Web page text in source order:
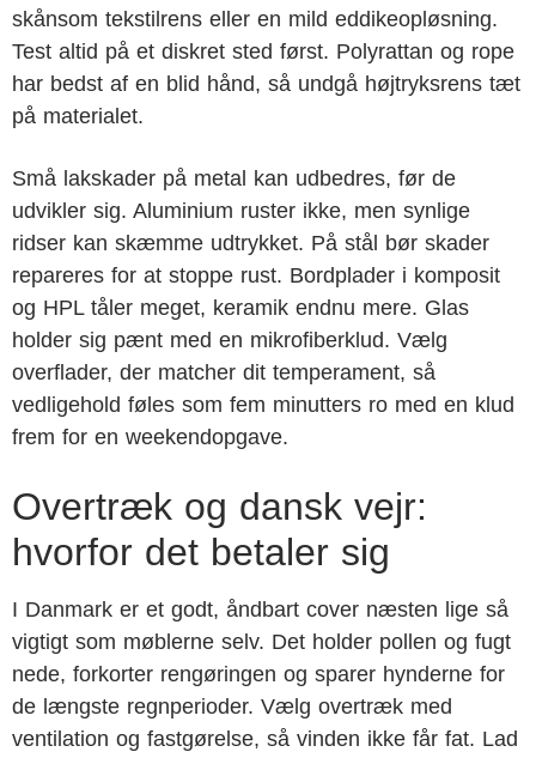
skånsom tekstilrens eller en mild eddikeopløsning.
Test altid på et diskret sted først. Polyrattan og rope
har bedst af en blid hånd, så undgå højtryksrens tæt
på materialet.
Små lakskader på metal kan udbedres, før de
udvikler sig. Aluminium ruster ikke, men synlige
ridser kan skæmme udtrykket. På stål bør skader
repareres for at stoppe rust. Bordplader i komposit
og HPL tåler meget, keramik endnu mere. Glas
holder sig pænt med en mikrofiberklud. Vælg
overflader, der matcher dit temperament, så
vedligehold føles som fem minutters ro med en klud
frem for en weekendopgave.
Overtræk og dansk vejr:
hvorfor det betaler sig
I Danmark er et godt, åndbart cover næsten lige så
vigtigt som møblerne selv. Det holder pollen og fugt
nede, forkorter rengøringen og sparer hynderne for
de længste regnperioder. Vælg overtræk med
ventilation og fastgørelse, så vinden ikke får fat. Lad